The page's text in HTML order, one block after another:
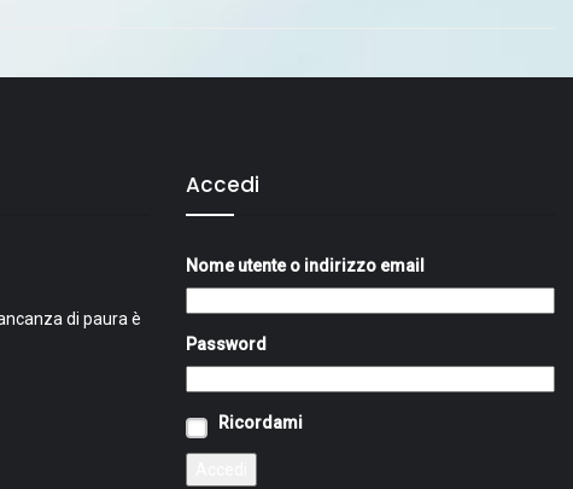
di paura è
Accedi
Nome utente o indirizzo email
Password
Ricordami